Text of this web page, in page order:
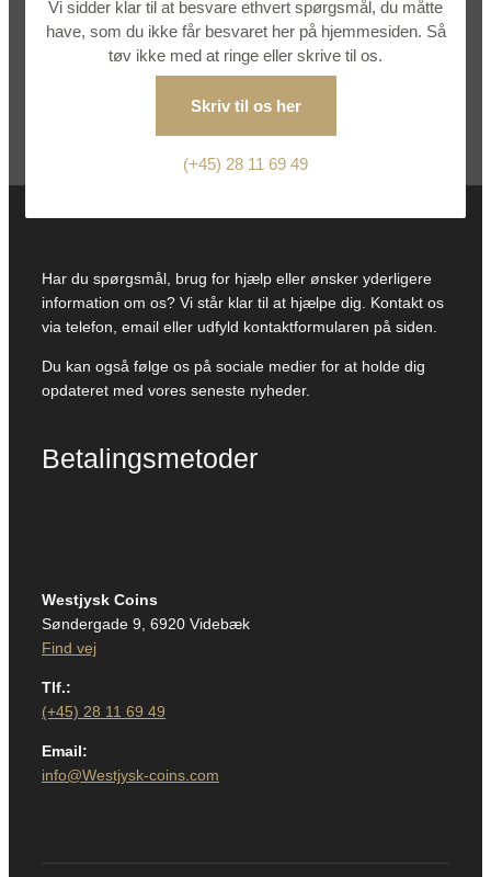
Vi sidder klar til at besvare ethvert spørgsmål, du måtte
have, som du ikke får besvaret her på hjemmesiden. Så
tøv ikke med at ringe eller skrive til os.
Skriv til os her
(+45) 28 11 69 49
Har du spørgsmål, brug for hjælp eller ønsker yderligere
information om os? Vi står klar til at hjælpe dig. Kontakt os
via telefon, email eller udfyld kontaktformularen på siden.
Du kan også følge os på sociale medier for at holde dig
opdateret med vores seneste nyheder.
Betalingsmetoder
Westjysk Coins
Søndergade 9, 6920 Videbæk
Find vej
Tlf.:
(+45) 28 11 69 49
Email:
info@Westjysk-coins.com